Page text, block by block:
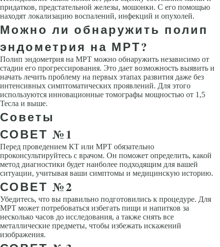
придатков, предстательной железы, мошонки. С его помощью
находят локализацию воспалений, инфекций и опухолей.
Можно ли обнаружить полип
эндометрия на МРТ?
Полип эндометрия на МРТ можно обнаружить независимо от
стадии его прогрессирования. Это дает возможность выявить и
начать лечить проблему на первых этапах развития даже без
интенсивных симптоматических проявлений. Для этого
используются инновационные томографы мощностью от 1,5
Тесла и выше.
Советы
СОВЕТ №1
Перед проведением КТ или МРТ обязательно
проконсультируйтесь с врачом. Он поможет определить, какой
метод диагностики будет наиболее подходящим для вашей
ситуации, учитывая ваши симптомы и медицинскую историю.
СОВЕТ №2
Убедитесь, что вы правильно подготовились к процедуре. Для
МРТ может потребоваться избегать пищи и напитков за
несколько часов до исследования, а также снять все
металлические предметы, чтобы избежать искажений
изображения.